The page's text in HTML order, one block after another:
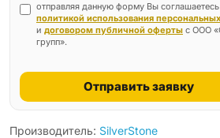
отправляя данную форму Вы
политикой использования
и договором публичной оферты с ООО
групп».
Отправить заявку
Производитель: SilverStone